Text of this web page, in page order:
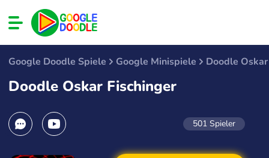
Google Doodle Spiele Google Minispiele Doodle
Doodle Oskar Fischinger
501 Spieler